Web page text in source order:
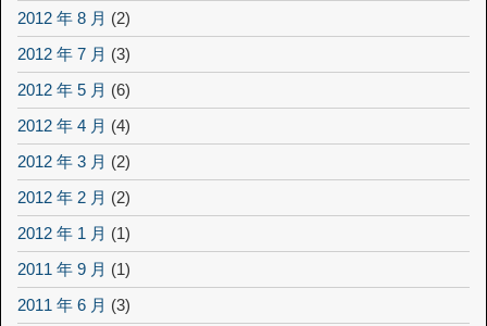
2012 年 8 月 (2)
2012 年 7 月 (3)
2012 年 5 月 (6)
2012 年 4 月 (4)
2012 年 3 月 (2)
2012 年 2 月 (2)
2012 年 1 月 (1)
2011 年 9 月 (1)
2011 年 6 月 (3)